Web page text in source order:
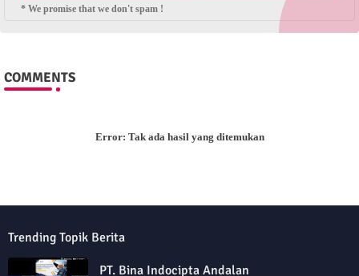
* We promise that we don't spam !
COMMENTS
Error: Tak ada hasil yang ditemukan
Trending Topik Berita
PT. Bina Indocipta Andalan